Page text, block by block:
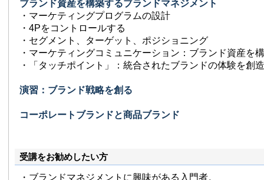
ブランド資産を構築するブランドマネジメント
・マーケティングプログラムの設計
・4Pをコントロールする
・セグメント、ターゲット、ポジショニング
・マーケティングコミュニケーション：ブランド資産を
・「タッチポイント」：統合されたブランドの体験を創
演習：ブランド戦略を創る
コーポレートブランドと商品ブランド
受講をお勧めしたい方
・ブランドマネジメントに興味がある入門者。